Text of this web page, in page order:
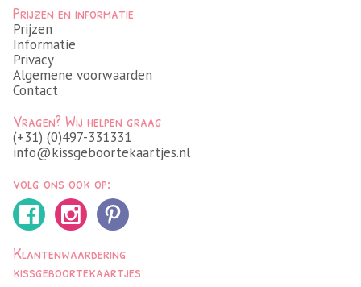
Prijzen en informatie
Prijzen
Informatie
Privacy
Algemene voorwaarden
Contact
Vragen? Wij helpen graag
(+31) (0)497-331331
info@kissgeboortekaartjes.nl
volg ons ook op:
Klantenwaardering
kissgeboortekaartjes